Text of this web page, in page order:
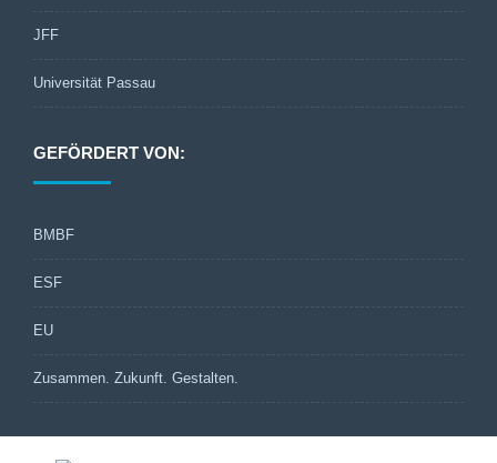
JFF
Universität Passau
GEFÖRDERT VON:
BMBF
ESF
EU
Zusammen. Zukunft. Gestalten.